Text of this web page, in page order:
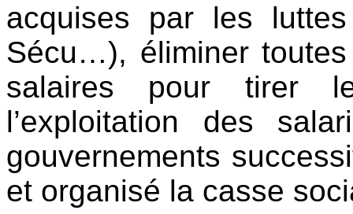
acquises par les
Sécu…), éliminer
salaires pour tirer
l’exploitation des
gouvernements
et organisé la casse